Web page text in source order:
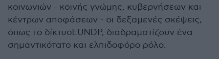
κοινωνιών - κοινής γνώμης, κυβερνήσεων και
κέντρων αποφάσεων - οι δεξαμενές σκέψεις,
όπως το δίκτυοEUNDP, διαδραματίζουν ένα
σημαντικότατο και ελπιδοφόρο ρόλο.